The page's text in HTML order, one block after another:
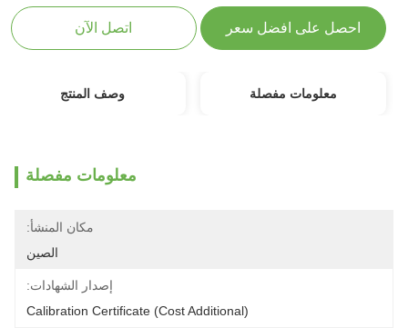
احصل على افضل سعر اتصل الآن
معلومات مفصلة وصف المنتج
معلومات مفصلة
مكان المنشأ:
الصين
إصدار الشهادات:
Calibration Certificate (Cost Additional)